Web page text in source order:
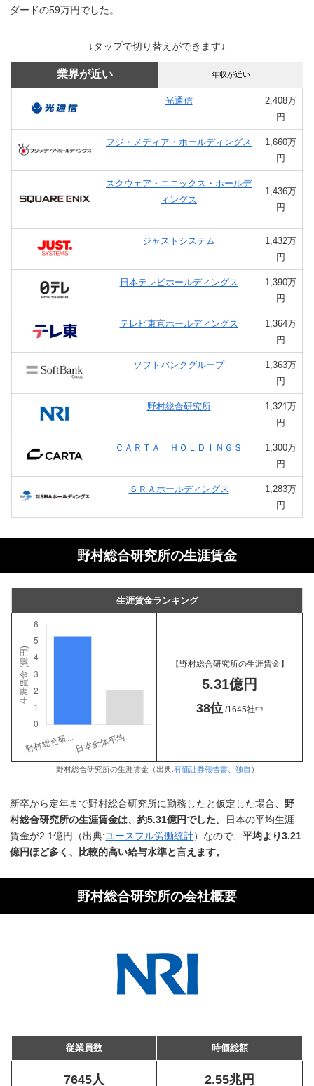
ダードの59万円でした。
↓タップで切り替えができます↓
業界が近い 年収が近い
光通信
2,408万
円
フジ・メディア・ホールディングス
1,660万
円
スクウェア・エニックス・ホールデ
ィングス
1,436万
円
ジャストシステム
1,432万
円
日本テレビホールディングス
1,390万
円
テレビ東京ホールディングス
1,364万
円
ソフトバンクグループ
1,363万
円
野村総合研究所
1,321万
円
ＣＡＲＴＡ ＨＯＬＤＩＮＧＳ
1,300万
円
ＳＲＡホールディングス
1,283万
円
野村総合研究所の生涯賃金
生涯賃金ランキング
【野村総合研究所の生涯賃金】
5.31億円
38位/1645社中
野村総合研究所の生涯賃金（出典:有価証券報告書、 独自 ）
新卒から定年まで野村総合研究所に勤務したと仮定した場合、野
村総合研究所の生涯賃金は、約5.31億円でした。
日本の平均生涯
賃金が2.1億円（出典:ユースフル労働統計）なので、平均より3.21
億円ほど多く、比較的高い給与水準と言えます。
野村総合研究所の会社概要
従業員数 時価総額
7645人 2.55兆円